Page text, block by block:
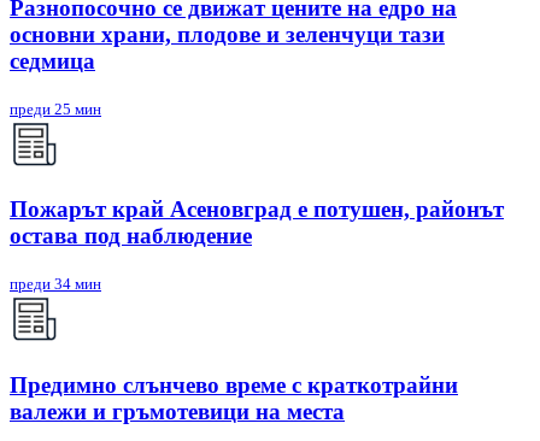
Разнопосочно се движат цените на едро на
основни храни, плодове и зеленчуци тази
седмица
преди 25 мин
Пожарът край Асеновград е потушен, районът
остава под наблюдение
преди 34 мин
Предимно слънчево време с краткотрайни
валежи и гръмотевици на места